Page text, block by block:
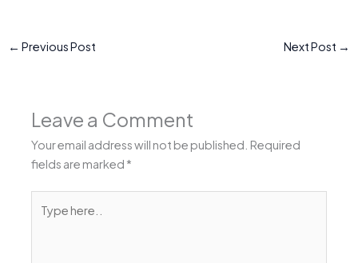
← Previous Post Next Post →
Leave a Comment
Your email address will not be published. Required
fields are marked *
here..